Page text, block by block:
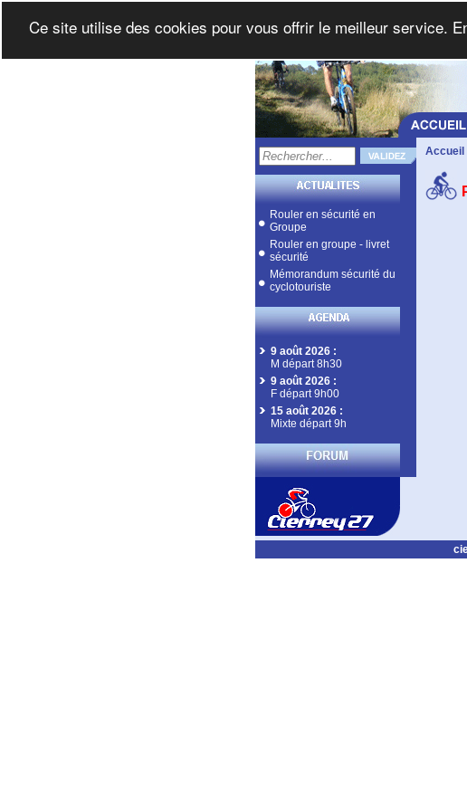
Rouler en sécurité en
Groupe
Rouler en groupe - livret
sécurité
Mémorandum sécurité du
cyclotouriste
9 août 2026 :
M départ 8h30
9 août 2026 :
F départ 9h00
15 août 2026 :
Mixte départ 9h
Accueil
Ce site utilise des cookies pour vous offrir le meilleur service.